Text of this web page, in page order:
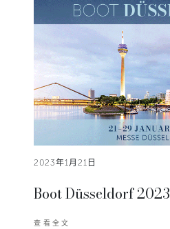
2023年1月21日
Boot Düsseldorf 2023
查看全文